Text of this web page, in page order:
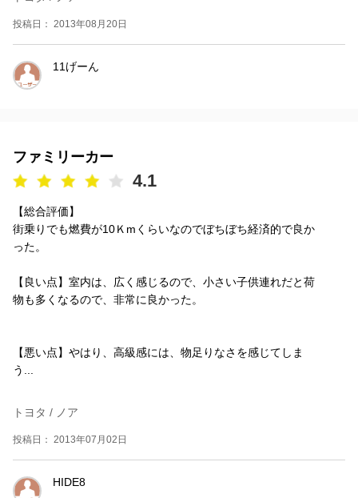
投稿日： 2013年08月20日
11げーん
ファミリーカー
4.1
【総合評価】
街乗りでも燃費が10Ｋmくらいなのでぼちぼち経済的で良か
った。
【良い点】室内は、広く感じるので、小さい子供連れだと荷
物も多くなるので、非常に良かった。
【悪い点】やはり、高級感には、物足りなさを感じてしま
う...
トヨタ / ノア
投稿日： 2013年07月02日
HIDE8